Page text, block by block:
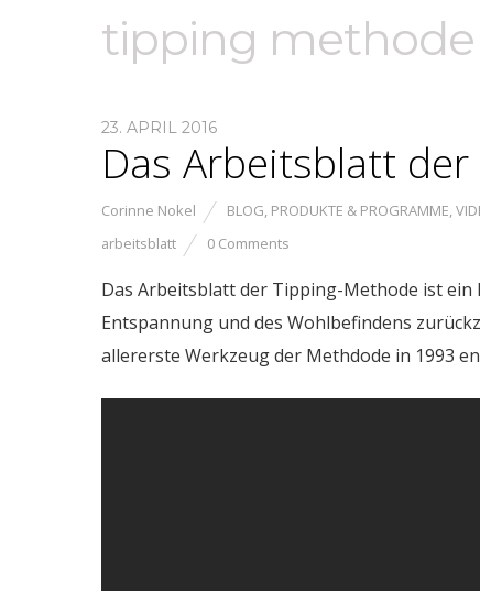
tipping
23. APRIL 2016
Das Arbeitsblatt
Corinne Nokel BLOG, PRODUKTE & PROGRAMME,
arbeitsblatt
0 Comments
Das Arbeitsblatt der Tipping-Methode ist
Entspannung und des Wohlbefindens
allererste Werkzeug der Methdode in 1993